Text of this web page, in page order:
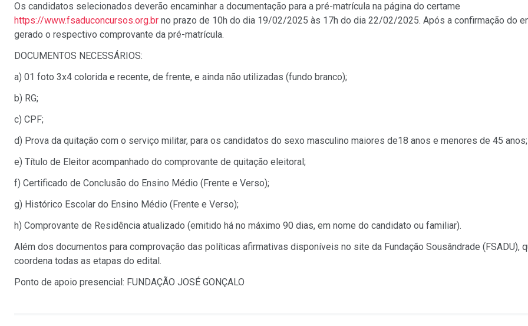
Os candidatos selecionados deverão encaminhar a documentação para a pré-matrícula na página do certame
https://www.fsaduconcursos.org.br no prazo de 10h do dia 19/02/2025 às 17h do dia 22/02/2025. Após a confirmação do
gerado o respectivo comprovante da pré-matrícula.
DOCUMENTOS NECESSÁRIOS:
a) 01 foto 3x4 colorida e recente, de frente, e ainda não utilizadas (fundo branco);
b) RG;
c) CPF;
d) Prova da quitação com o serviço militar, para os candidatos do sexo masculino maiores de18 anos e menores de 45 anos;
e) Título de Eleitor acompanhado do comprovante de quitação eleitoral;
f) Certificado de Conclusão do Ensino Médio (Frente e Verso);
g) Histórico Escolar do Ensino Médio (Frente e Verso);
h) Comprovante de Residência atualizado (emitido há no máximo 90 dias, em nome do candidato ou familiar).
Além dos documentos para comprovação das políticas afirmativas disponíveis no site da Fundação Sousândrade (FSADU),
coordena todas as etapas do edital.
Ponto de apoio presencial: FUNDAÇÃO JOSÉ GONÇALO